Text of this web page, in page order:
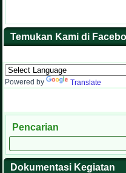
Temukan Kami di
Powered by Translate
Pencarian
Dokumentasi Kegiatan